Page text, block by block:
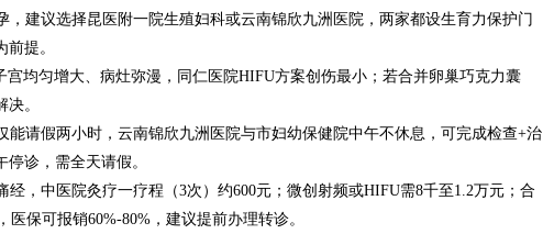
，建议选择昆医附一院生殖妇科或云南锦欣九洲医院，两家都设生育力保护门
提。
宫均匀增大、病灶弥漫，同仁医院HIFU方案创伤最小；若合并卵巢巧克力囊
。
能请假两小时，云南锦欣九洲医院与市妇幼保健院中午不休息，可完成检查+治
诊，需全天请假。
经，中医院灸疗一疗程（3次）约600元；微创射频或HIFU需8千至1.2万元；合
医保可报销60%-80%，建议提前办理转诊。